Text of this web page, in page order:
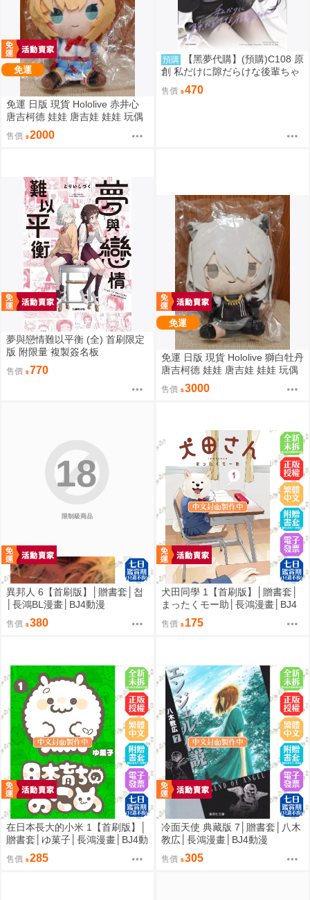
免運
免運 日版 現貨 Hololive 赤井心
唐吉柯德 娃娃 唐吉娃 娃娃 玩偶
ドン・キホーテ もちどる 赤井は
あと
售價 2000
預購
【黑夢代購】(預購)C108 原
創 私だけに隙だらけな後輩ちゃ
ん 社團名:saeu 繪師:saeu
售價 470
夢與戀情難以平衡 (全) 首刷限定
版 附限量 複製簽名板
售價 770
免運
免運 日版 現貨 Hololive 獅白牡丹
唐吉柯德 娃娃 唐吉娃 娃娃 玩偶
ドン・キホーテ もちどる 獅白ぼ
たん
售價 3000
限制級商品
18
異邦人 6【首刷版】│贈書套│첩
│長鴻BL漫畫│BJ4動漫
售價 380
犬田同學 1【首刷版】│贈書套│
まったくモー助│長鴻漫畫│BJ4
售價 175
在日本長大的小米 1【首刷版】│
贈書套│ゆ菓子│長鴻漫畫│BJ4動
售價 285
冷面天使 典藏版 7│贈書套│八木
教広│長鴻漫畫│BJ4動漫
售價 305